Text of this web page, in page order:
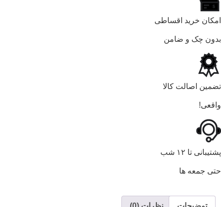
امکان خرید اقساطی
بدون چک و ضامن
تضمین اصالت کالا
واقعی!
پشتیبانی تا ۱۲ شب
حتی جمعه ها